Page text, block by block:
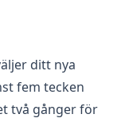
ditt nya
fem tecken
två gånger för